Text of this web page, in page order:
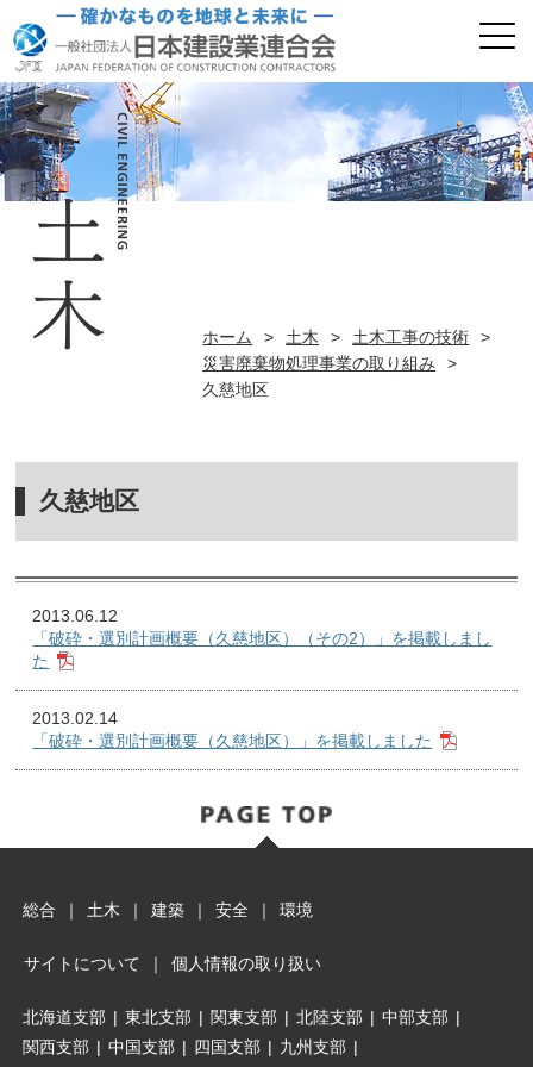
ホーム > 土木 > 土木工事の技術
>
災害廃棄物処理事業の取り組み
>
久慈地区
久慈地区
2013.06.12
「破砕・選別計画概要（久慈地区）（その2）」を掲載しまし
た
2013.02.14
「破砕・選別計画概要（久慈地区）」を掲載しました
総合 ｜ 土木 ｜ 建築 ｜ 安全 ｜ 環境
サイトについて ｜ 個人情報の取り扱い
北海道支部 | 東北支部 | 関東支部 | 北陸支部 | 中部支部 |
関西支部 | 中国支部 | 四国支部 | 九州支部 |